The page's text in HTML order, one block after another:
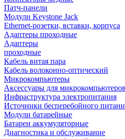
Патч-панели
Модули Keystone Jack
Ethernet-розетки, вставки, корпуса
Адаптеры проходные
Адаптеры
проходные
Кабель витая пара
Кабель волоконно-оптический
Микрокомпьютеры
Аксессуары для микрокомпьютеров
Инфраструктура электропитания
Источники бесперебойного
Модули батарейные
Батареи аккумуляторные
Диагностика и обслуживание